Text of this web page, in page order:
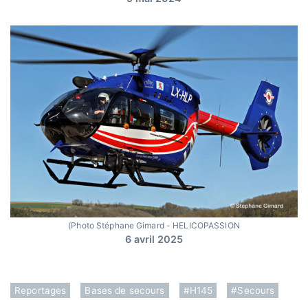
(Photo Stéphane Gimard - HELICOPASSION
6 avril 2025
Reportages Bases de secours #H145 #Secours